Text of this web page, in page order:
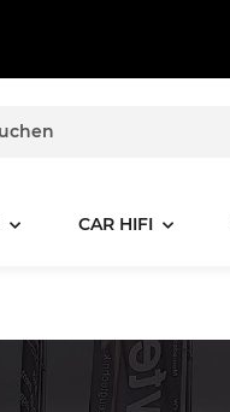
CAR HIFI